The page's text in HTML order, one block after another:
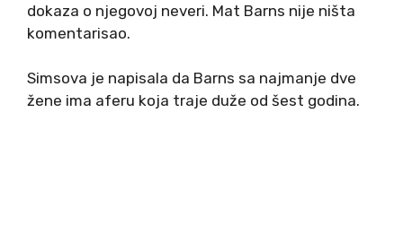
dokaza o njegovoj neveri. Mat Barns nije ništa
komentarisao.
Simsova je napisala da Barns sa najmanje dve
žene ima aferu koja traje duže od šest godina.